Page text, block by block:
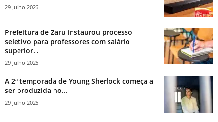
29 Julho 2026
Prefeitura de Zaru instaurou processo
seletivo para professores com salário
superior...
29 Julho 2026
A 2ª temporada de Young Sherlock começa a
ser produzida no...
29 Julho 2026